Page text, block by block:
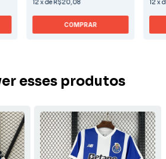
12xde R$20,08
COMPRAR
12 x
esses produtos